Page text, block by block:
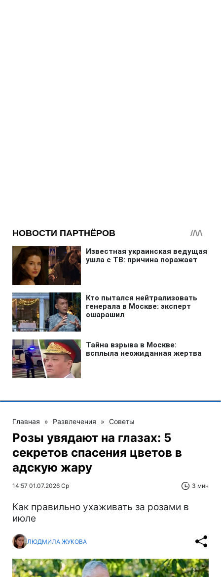
Главная » Развлечения » Советы
Розы увядают на глазах: 5
секретов спасения цветов в
адскую жару
14:57 01.07.2026 Ср 3 мин
Как правильно ухаживать за розами в
июле
ЛЮДМИЛА ЖУКОВА